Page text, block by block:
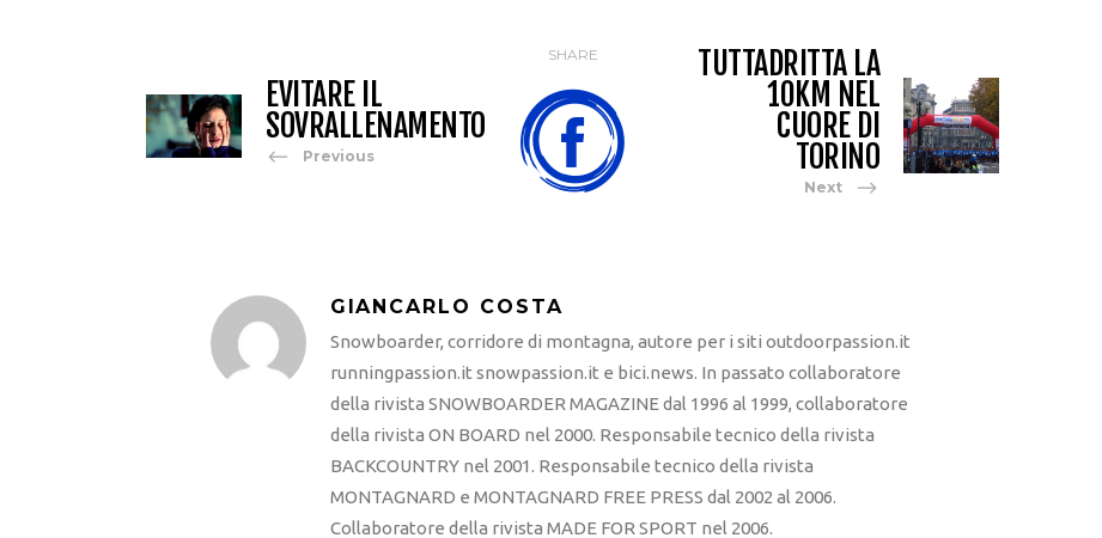
EVITARE IL
SOVRALLENAMENTO
Previous
SHARE
TUTTADRITTA LA
10KM NEL
CUORE DI
TORINO
Next
GIANCARLO COSTA
Snowboarder, corridore di montagna, autore per i siti outdoorpassion.it
runningpassion.it snowpassion.it e bici.news. In passato collaboratore
della rivista SNOWBOARDER MAGAZINE dal 1996 al 1999, collaboratore
della rivista ON BOARD nel 2000. Responsabile tecnico della rivista
BACKCOUNTRY nel 2001. Responsabile tecnico della rivista
MONTAGNARD e MONTAGNARD FREE PRESS dal 2002 al 2006.
Collaboratore della rivista MADE FOR SPORT nel 2006.